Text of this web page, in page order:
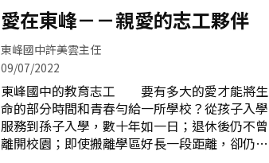
的要扎跟，教育才有希望。 尤其資源生在表
達、行為及思考上或多或少有障
建構學校成為社區精神及文化之中心，形塑最優
質陽明國小大團隊。 本校家長會組織健全，
協助學校各項活動推展，給予學校最大的精神支
持，為了讓學校各項活動能達成目標，提供許多
資源，挹注學校，如：一年級新生餐盒、折疊
椅、正音班老師鐘點費、學生各項對外比賽獎金
及餐費、陽明輔訊刊物、學生慶生會禮物代金、
學生獎勵禮物等。此外，對外比賽團隊，如：合
唱團、直笛隊、英語歌謠、扯鈴隊，比賽時的相
愛在東峰－－親愛的志工夥伴
東峰國中許美雲主任
09/07/2022
東峰國中的教育志工 要有多大的愛才能將生
命的部分時間和青春勻給一所學校？從孩子入學
服務到孫子入學，數十年如一日；退休後仍不曾
離開校園；即使搬離學區好長一段距離，卻仍心